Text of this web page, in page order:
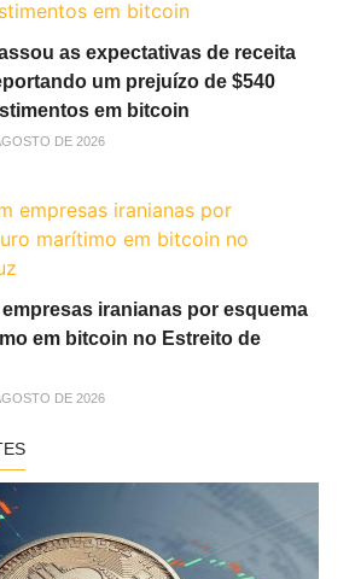
as expectativas de receita
um prejuízo de $540
em bitcoin
DE 2026
iranianas por esquema
em bitcoin no Estreito de
DE 2026